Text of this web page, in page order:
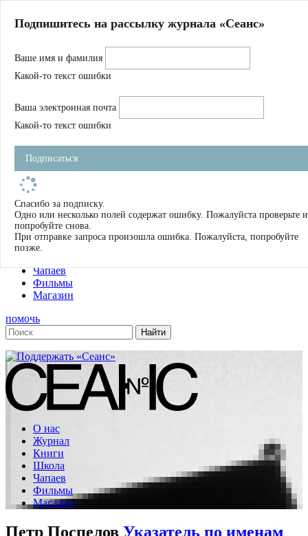
Магазин
Журнал
Школа
Устав
Фильмы
Имена
Тэги
О нас
Журнал
Книги
Чапаев
Фильмы
Магазин
помочь
О нас
Журнал
Книги
Школа
Чапаев
Фильмы
Магазин
Петр Поспелов Указатель по именам
Подпишитесь на рассылку журнала «Сеанс»
Ваше имя и фамилия
Какой-то текст ошибки
Ваша электронная почта
Какой-то текст ошибки
Подписаться
Спасибо за подписку.
Одно или несколько полей содержат ошибку. Пожалуйста проверьте и
попробуйте снова.
При отправке запроса произошла ошибка. Пожалуйста, попробуйте
позже.